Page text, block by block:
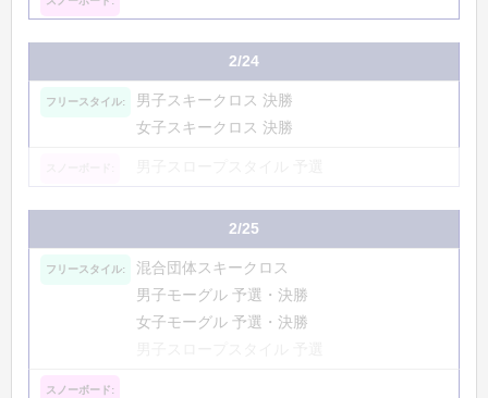
2/24
男子スキークロス 決勝
女子スキークロス 決勝
2/25
混合団体スキークロス
男子モーグル 予選・決勝
女子モーグル 予選・決勝